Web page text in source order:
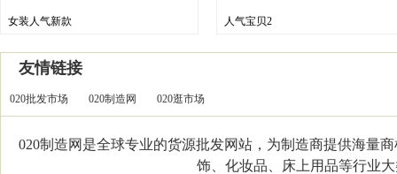
女装人气新款 人气宝贝2
友情链接
020批发市场 020制造网 020逛市场
020制造网是全球专业的货源批发网站，为制造商提供海量
饰、化妆品、床上用品等行业